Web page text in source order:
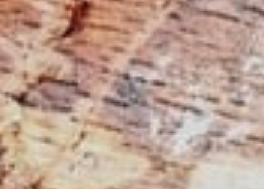
Extractores de polvo con filtro de aire
Extractores de polvo de aire limpio y unidades de extracción
Alimentadores
Equipamiento para el taller
F4Solutions Software
Automatización y manipulación de materiales
Gestión de proyectos